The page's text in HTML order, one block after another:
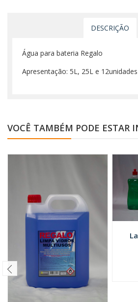
DESCRIÇÃO
Água para bateria Regalo
Apresentação: 5L, 25L e
VOCÊ TAMBÉM PODE ESTAR